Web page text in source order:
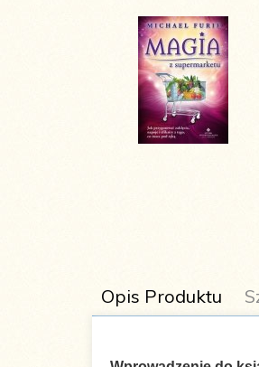
Opis Produktu